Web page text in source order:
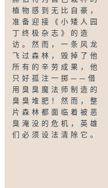
植物感到无比自豪，
准备迎接《小矮人园
丁终极杂志》的造
访。然而，一条风龙
飞过森林，毁掉了他
所有的辛劳成果，他
只好孤注一掷——借
用臭臭魔法师制造的
臭臭堆肥！然而，整
片森林都面临着被恶
臭淹没的危机，英雄
们必须设法清除它。